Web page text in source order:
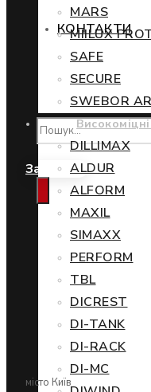
КОНТАКТИ
Замовити
місто Київ
MARS
MIILUX
SAFE
SECURE
SWEBOR
DILLIMAX
ALDUR
ALFORM
MAXIL
SIMAXX
PERFORM
TBL
DICREST
DI-TANK
DI-RACK
DI-MC